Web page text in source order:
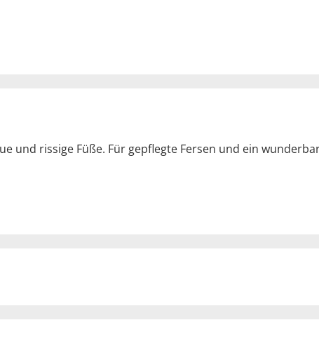
und rissige Füße. Für gepflegte Fersen und ein